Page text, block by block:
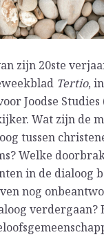
zijn 20ste
Tertio,
Joodse Studies
Wat zijn de
tussen
Welke
in de dialoog
nog
verdergaan?